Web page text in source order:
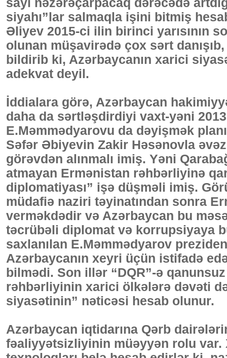
sayı nəzərəçarpacaq dərəcədə
siyahı”lar salmaqla işini bitmiş
Əliyev 2015-ci ilin birinci yarısının
olunan müşavirədə çox sərt
bildirib ki, Azərbaycanın xarici
adekvat deyil.
İddialara görə, Azərbaycan
daha da sərtləşdirdiyi vaxt-yəni
E.Məmmədyarovu da dəyişmək
Səfər Əbiyevin Zakir Həsənovla
görəvdən alınmalı imiş. Yəni
atmayan Ermənistan rəhbərliyinə
diplomatiyası” işə düşməli imiş.
müdafiə naziri təyinatından sonra
verməkdədir və Azərbaycan bu
təcrübəli diplomat və korrupsiyaya
saxlanılan E.Məmmədyarov
Azərbaycanın xeyri üçün istifadə
bilmədi. Son illər “DQR”-ə
rəhbərliyinin xarici ölkələrə dəvəti
siyasətinin” nəticəsi hesab olunur.
Azərbaycan iqtidarına Qərb
fəaliyyətsizliyinin müəyyən rolu